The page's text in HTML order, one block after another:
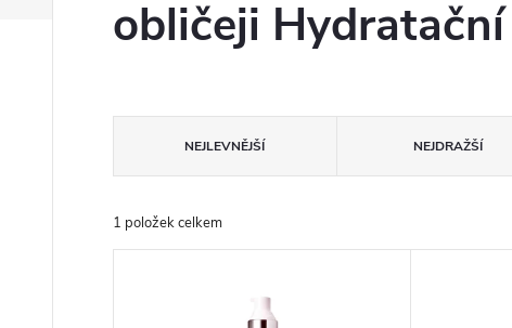
obličeji Hydratační
a
z
NEJLEVNĚJŠÍ NEJDRAŽŠÍ
1 položek celkem